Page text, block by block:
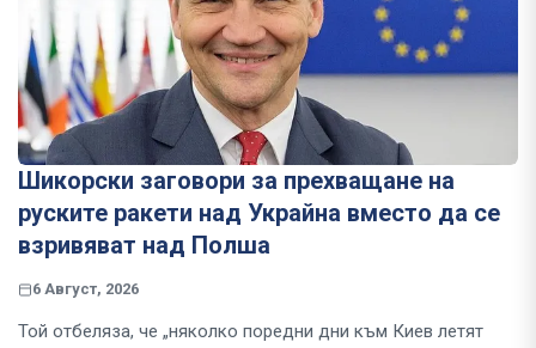
Шикорски заговори за прехващане на
руските ракети над Украйна вместо да се
взривяват над Полша
6 Август, 2026
Той отбеляза, че „няколко поредни дни към Киев летят